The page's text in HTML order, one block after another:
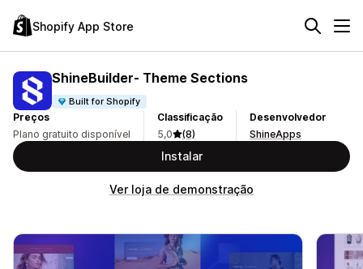
Shopify App Store
ShineBuilder‑ Theme Sections
Built for Shopify
Preços
Plano gratuito disponível
Classificação
5,0
(8)
Desenvolvedor
ShineApps
Instalar
Ver loja de demonstração